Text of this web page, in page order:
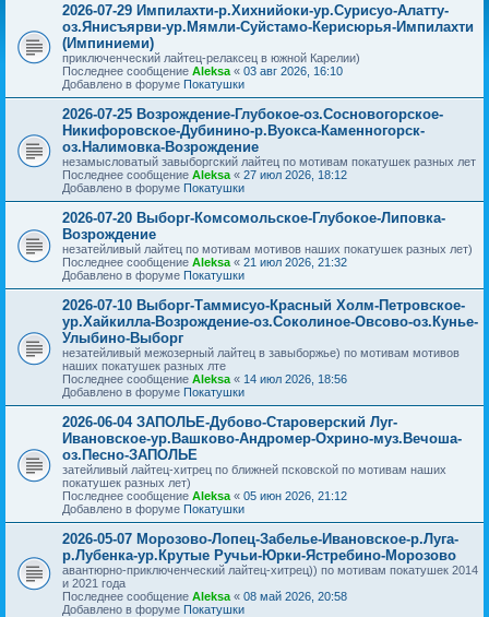
2026-07-29 Импилахти-р.Хихнийоки-ур.Сурисуо-Алатту-
оз.Янисъярви-ур.Мямли-Суйстамо-Керисюрья-Импилахти
(Импиниеми)
приключенческий лайтец-релаксец в южной Карелии)
Последнее сообщение Aleksa « 03 авг 2026, 16:10
Добавлено в форуме Покатушки
2026-07-25 Возрождение-Глубокое-оз.Сосновогорское-
Никифоровское-Дубинино-р.Вуокса-Каменногорск-
оз.Налимовка-Возрождение
незамысловатый завыборгский лайтец по мотивам покатушек разных лет
Последнее сообщение Aleksa « 27 июл 2026, 18:12
Добавлено в форуме Покатушки
2026-07-20 Выборг-Комсомольское-Глубокое-Липовка-
Возрождение
незатейливый лайтец по мотивам мотивов наших покатушек разных лет)
Последнее сообщение Aleksa « 21 июл 2026, 21:32
Добавлено в форуме Покатушки
2026-07-10 Выборг-Таммисуо-Красный Холм-Петровское-
ур.Хайкилла-Возрождение-оз.Соколиное-Овсово-оз.Кунье-
Улыбино-Выборг
незатейливый межозерный лайтец в завыборжье) по мотивам мотивов
наших покатушек разных лте
Последнее сообщение Aleksa « 14 июл 2026, 18:56
Добавлено в форуме Покатушки
2026-06-04 ЗАПОЛЬЕ-Дубово-Староверский Луг-
Ивановское-ур.Вашково-Андромер-Охрино-муз.Вечоша-
оз.Песно-ЗАПОЛЬЕ
затейливый лайтец-хитрец по ближней псковской по мотивам наших
покатушек разных лет)
Последнее сообщение Aleksa « 05 июн 2026, 21:12
Добавлено в форуме Покатушки
2026-05-07 Морозово-Лопец-Забелье-Ивановское-р.Луга-
р.Лубенка-ур.Крутые Ручьи-Юрки-Ястребино-Морозово
авантюрно-приключенческий лайтец-хитрец)) по мотивам покатушек 2014
и 2021 года
Последнее сообщение Aleksa « 08 май 2026, 20:58
Добавлено в форуме Покатушки